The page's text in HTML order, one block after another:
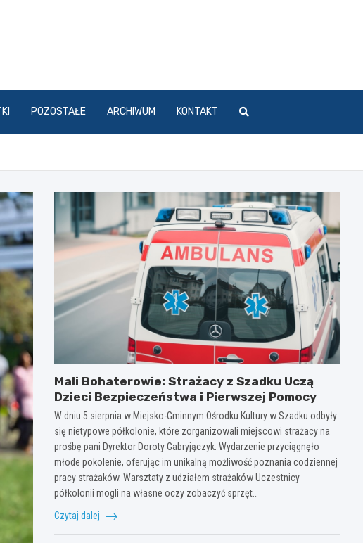
POZOSTAŁE ARCHIWUM KONTAKT
Mali Bohaterowie: Strażacy z Szadku Uczą
Dzieci Bezpieczeństwa i Pierwszej Pomocy
W dniu 5 sierpnia w Miejsko-Gminnym Ośrodku Kultury w Szadku odbyły
się nietypowe półkolonie, które zorganizowali miejscowi strażacy na
prośbę pani Dyrektor Doroty Gabryjączyk. Wydarzenie przyciągnęło
młode pokolenie, oferując im unikalną możliwość poznania codziennej
pracy strażaków. Warsztaty z udziałem strażaków Uczestnicy
półkolonii mogli na własne oczy zobaczyć sprzęt…
Czytaj dalej